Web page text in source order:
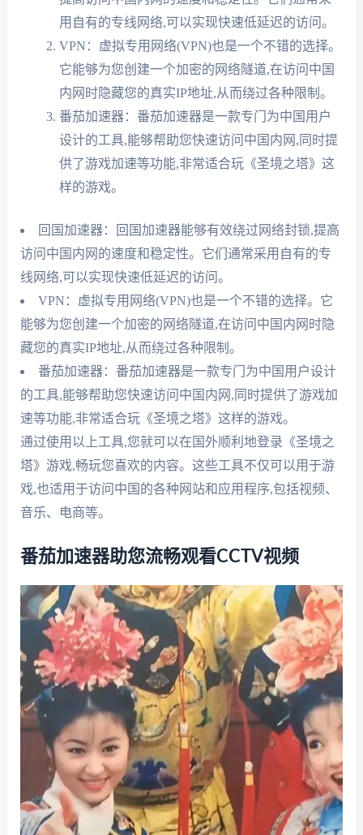
用自有的专线网络,可以实现快速低延迟的访问。
VPN：虚拟专用网络(VPN)也是一个不错的选择。
它能够为您创建一个加密的网络隧道,在访问中国
内网时隐藏您的真实IP地址,从而绕过各种限制。
番茄加速器：番茄加速器是一款专门为中国用户
设计的工具,能够帮助您快速访问中国内网,同时提
供了游戏加速等功能,非常适合玩《圣境之塔》这
样的游戏。
回国加速器：回国加速器能够有效绕过网络封锁,提高
访问中国内网的速度和稳定性。它们通常采用自有的专
线网络,可以实现快速低延迟的访问。
VPN：虚拟专用网络(VPN)也是一个不错的选择。它
能够为您创建一个加密的网络隧道,在访问中国内网时隐
藏您的真实IP地址,从而绕过各种限制。
番茄加速器：番茄加速器是一款专门为中国用户设计
的工具,能够帮助您快速访问中国内网,同时提供了游戏加
速等功能,非常适合玩《圣境之塔》这样的游戏。
通过使用以上工具,您就可以在国外顺利地登录《圣境之
塔》游戏,畅玩您喜欢的内容。这些工具不仅可以用于游
戏,也适用于访问中国的各种网站和应用程序,包括视频、
音乐、电商等。
番茄加速器助您流畅观看CCTV视频